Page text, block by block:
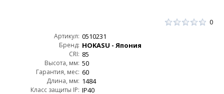
0
Артикул: 0510231
Бренд: HOKASU - Япония
CRI: 85
Высота, мм: 50
Гарантия, мес: 60
Длина, мм: 1484
Класс защиты IP: IP40